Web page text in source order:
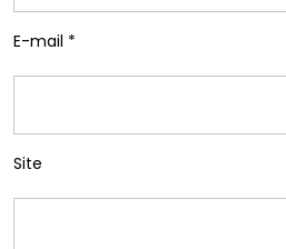
E-mail *
Site